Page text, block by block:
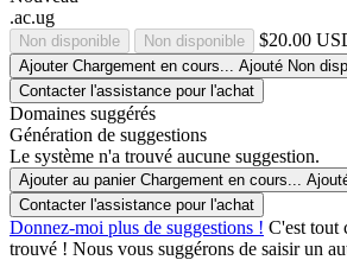
.ac.ug
Non disponible Non disponible $20.00
Ajouter Chargement en cours... Ajouté Non
Contacter l'assistance pour l'achat
Domaines suggérés
Génération de suggestions
Le système n'a trouvé aucune suggestion.
Ajouter au panier Chargement en cours...
Contacter l'assistance pour l'achat
Donnez-moi plus de suggestions ! C'est tout
trouvé ! Nous vous suggérons de saisir un